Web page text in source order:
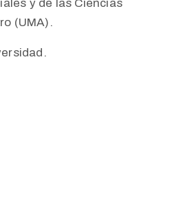
y de las Ciencias
(UMA).